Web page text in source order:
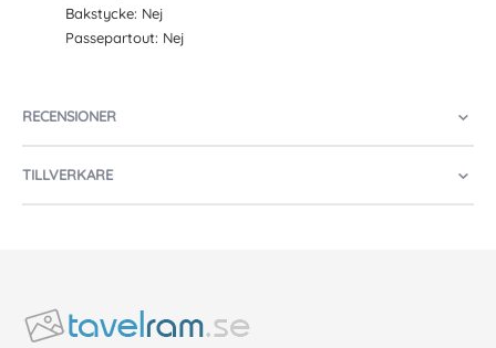
Bakstycke: Nej
Passepartout: Nej
RECENSIONER
TILLVERKARE